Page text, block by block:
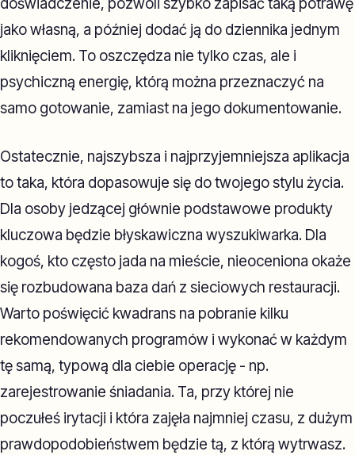
jako własną, a później dodać ją do dziennika jednym
kliknięciem. To oszczędza nie tylko czas, ale i
psychiczną energię, którą można przeznaczyć na
samo gotowanie, zamiast na jego dokumentowanie.
Ostatecznie, najszybsza i najprzyjemniejsza aplikacja
to taka, która dopasowuje się do twojego stylu życia.
Dla osoby jedzącej głównie podstawowe produkty
kluczowa będzie błyskawiczna wyszukiwarka. Dla
kogoś, kto często jada na mieście, nieoceniona okaże
się rozbudowana baza dań z sieciowych restauracji.
Warto poświęcić kwadrans na pobranie kilku
rekomendowanych programów i wykonać w każdym
tę samą, typową dla ciebie operację - np.
zarejestrowanie śniadania. Ta, przy której nie
poczułeś irytacji i która zajęła najmniej czasu, z dużym
prawdopodobieństwem będzie tą, z którą wytrwasz.